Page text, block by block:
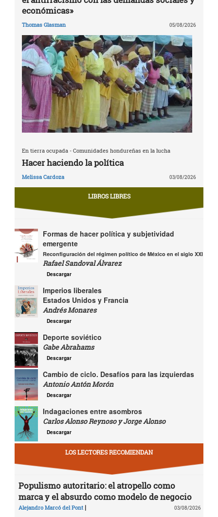
económicas»
Thomas Glasman 05/08/2026
En tierra ocupada - Comunidades hondureñas en la lucha
Hacer haciendo la política
Melissa Cardoza 03/08/2026
LIBROS LIBRES
Formas de hacer política y subjetividad
emergente
Reconfiguración del régimen político de México en el siglo XXI
Rafael Sandoval Álvarez
Descargar
Imperios liberales
Estados Unidos y Francia
Andrés Monares
Descargar
Deporte soviético
Gabe Abrahams
Descargar
Cambio de ciclo. Desafíos para las izquierdas
Antonio Antón Morón
Descargar
Indagaciones entre asombros
Carlos Alonso Reynoso y Jorge Alonso
Descargar
LOS LECTORES RECOMIENDAN
Populismo autoritario: el atropello como
marca y el absurdo como modelo de negocio
Alejandro Marcó del Pont | 03/08/2026